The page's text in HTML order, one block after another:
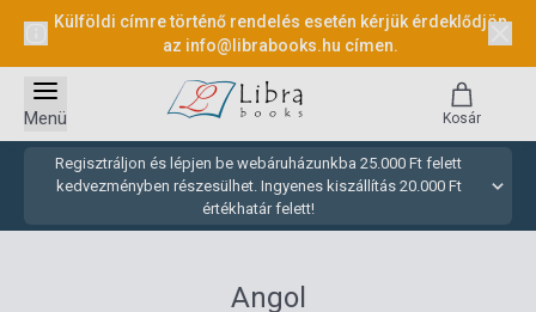
Külföldi címre történő rendelés esetén kérjük érdeklődjön
az info@librabooks.hu címen.
Regisztráljon és lépjen be webáruházunkba 25.000 Ft felett
kedvezményben részesülhet. Ingyenes kiszállítás 20.000 Ft
értékhatár felett!
Menü Kosár
Angol